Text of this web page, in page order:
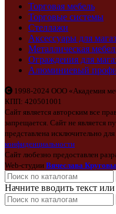
Торговая мебель
Торговые системы
Стеллажи
Аксессуары для
Металлическая
Ограждения для
Алюминиевый
1998-2024 ООО «Академия
КПП: 420501001
Сайт является авторским все
запрещается. Сайт не является
представлена исключительно
конфиденциальности
Сайт любезно предоставлен
Web-студии Вячеслава
Начните вводить текст